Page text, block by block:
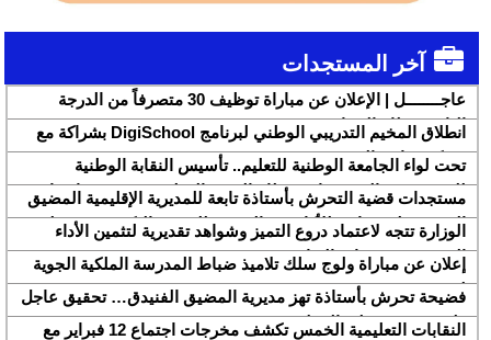
آخر المستجدات
عاجــــــــل | الإعلان عن مباراة توظيف 30 متصرفاً من الدرجة
الثانية بقطاع الشباب
انطلاق المخيم التدريبي الوطني لبرنامج DigiSchool بشراكة مع
شركة هواوي المغرب
تحت لواء الجامعة الوطنية للتعليم.. تأسيس النقابة الوطنية
للمتصرفين والمتصرفات بقطاع التربية الوطنية SNASE وانتخاب
مكتبها الوطني
مستجدات قضية التحرش بأستاذة تابعة للمديرية الإقليمية المضيق
الفنيدق ولجنة تابعة للأكاديمية الجهوية للتربية والتكوين بجهة طنجة
تطوان الحسيمة، تحل بذات المديرية الإقليمية
الوزارة تتجه لاعتماد دروع التميز وشواهد تقديرية لتثمين الأداء
التربوي بمؤسسات الريادة
إعلان عن مباراة ولوج سلك تلاميذ ضباط المدرسة الملكية الجوية
لسنة 2026
فضيحة تحرش بأستاذة تهز مديرية المضيق الفنيدق… تحقيق عاجل
ولجنة تفتيش على الخط
النقابات التعليمية الخمس تكشف مخرجات اجتماع 12 فبراير مع